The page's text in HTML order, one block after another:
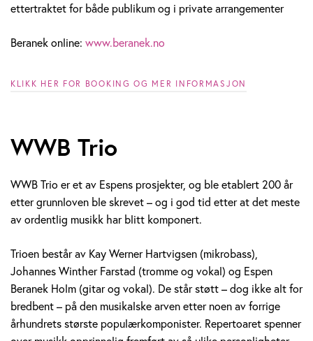
ettertraktet for både publikum og i private arrangementer
Beranek online: www.beranek.no
KLIKK HER FOR BOOKING OG MER INFORMASJON
WWB Trio
WWB Trio er et av Espens prosjekter, og ble etablert 200 år
etter grunnloven ble skrevet – og i god tid etter at det meste
av ordentlig musikk har blitt komponert.
Trioen består av Kay Werner Hartvigsen (mikrobass),
Johannes Winther Farstad (tromme og vokal) og Espen
Beranek Holm (gitar og vokal). De står støtt – dog ikke alt for
bredbent – på den musikalske arven etter noen av forrige
århundrets største populærkomponister. Repertoaret spenner